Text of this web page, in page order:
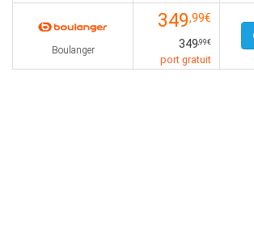
Boulanger
349,99€
349,99€
port gratuit